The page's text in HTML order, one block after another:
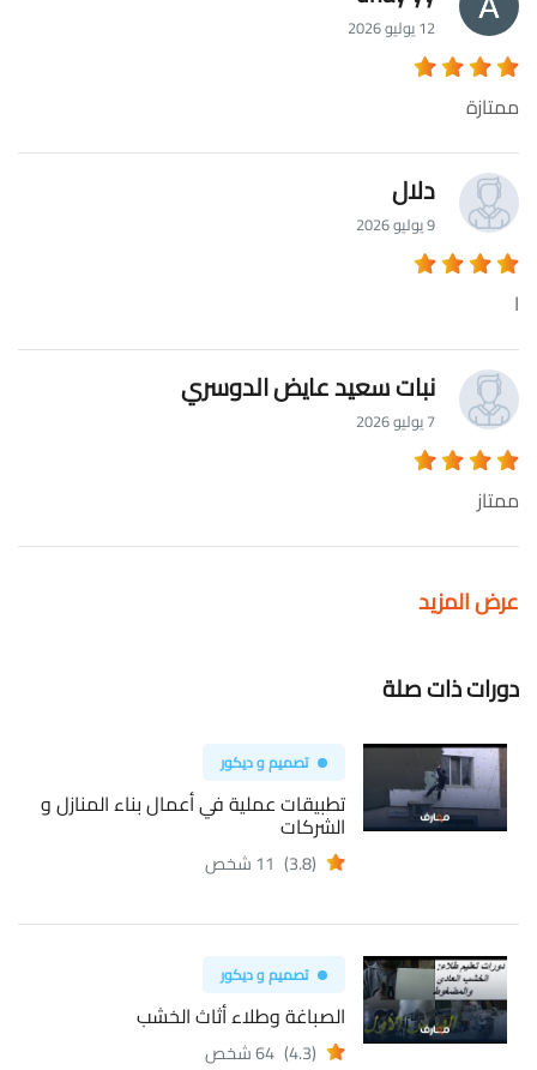
12 يوليو 2026
ممتازة
دلال
9 يوليو 2026
ا
نبات سعيد عايض الدوسري
7 يوليو 2026
ممتاز
عرض المزيد
دورات ذات صلة
تصميم و ديكور
تطبيقات عملية في أعمال بناء المنازل و
الشركات
(3.8) 11 شخص
تصميم و ديكور
الصباغة وطلاء أثاث الخشب
(4.3) 64 شخص